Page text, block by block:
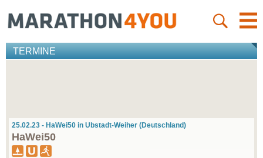
TERMINE
25.02.23 - HaWei50 in Ubstadt-Weiher (Deutschland)
HaWei50